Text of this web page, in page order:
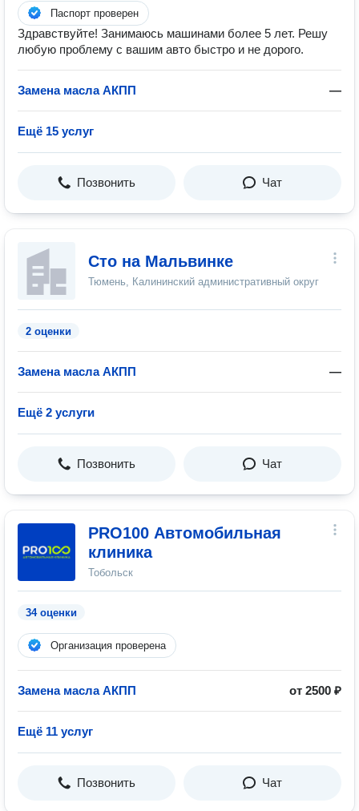
Паспорт проверен
Здравствуйте! Занимаюсь машинами более 5 лет. Решу
любую проблему с вашим авто быстро и не дорого.
Замена масла АКПП —
Ещё 15 услуг
Позвонить Чат
Сто на Мальвинке
Тюмень, Калининский административный округ
2 оценки
Замена масла АКПП —
Ещё 2 услуги
Позвонить Чат
PRO100 Автомобильная
клиника
Тобольск
34 оценки
Организация проверена
Замена масла АКПП от 2500 ₽
Ещё 11 услуг
Позвонить Чат